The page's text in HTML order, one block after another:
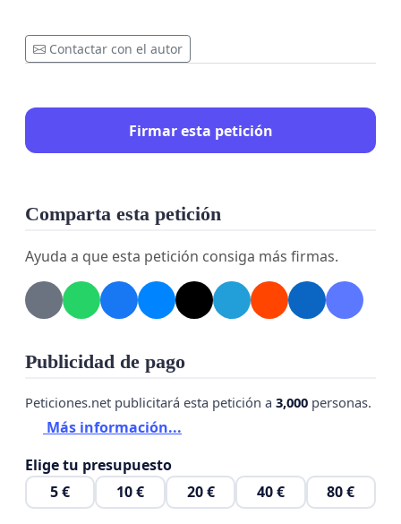
Contactar con el autor
Firmar esta petición
Comparta esta petición
Ayuda a que esta petición consiga más firmas.
Publicidad de pago
Peticiones.net publicitará esta petición a 3,000 personas.
Más información...
Elige tu presupuesto
5 €
10 € 20 € 40 € 80 €